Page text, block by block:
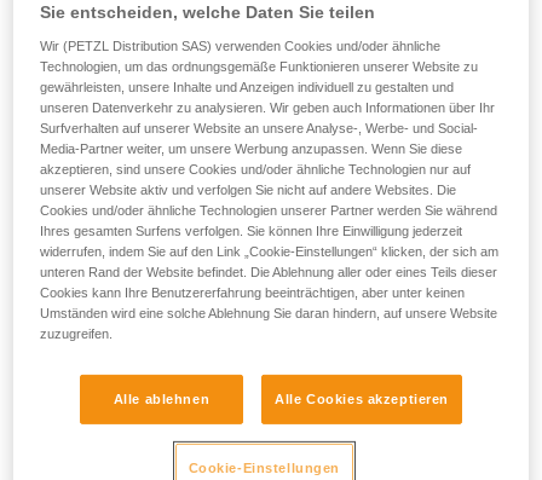
Sie ihn eigenständig durchführen.
Wir geben Beispiele für die mit Ihrer Aktivität
verbundenen Techniken. Möglicherweise gibt es
noch andere Techniken, die hier nicht
beschrieben werden.
vorbereitet zu sein. Wir erinnern daran, dass der Kletterer bei
Gefahr eines Grounders oder Aufschlags auf ein Felsband
nicht dynamisch gesichert werden darf.
Um die Technik des dynamischen Sicherns im Falle eines
Sturzes besser zu beherrschen, sollten Sie diese trainieren.
Beginnen Sie bei Ihren Übungen mit Stürzen in
ausreichender Höhe über dem Boden (z.B. am Ende der
Seillänge).
Sie entscheiden, welche Daten Sie teilen
Wir (PETZL Distribution SAS) verwenden Cookies und/oder ähnliche
Technologien, um das ordnungsgemäße Funktionieren unserer Website zu
gewährleisten, unsere Inhalte und Anzeigen individuell zu gestalten und
unseren Datenverkehr zu analysieren. Wir geben auch Informationen über Ihr
Surfverhalten auf unserer Website an unsere Analyse-, Werbe- und Social-
Media-Partner weiter, um unsere Werbung anzupassen. Wenn Sie diese
akzeptieren, sind unsere Cookies und/oder ähnliche Technologien nur auf
unserer Website aktiv und verfolgen Sie nicht auf andere Websites. Die
Cookies und/oder ähnliche Technologien unserer Partner werden Sie während
Ihres gesamten Surfens verfolgen. Sie können Ihre Einwilligung jederzeit
widerrufen, indem Sie auf den Link „Cookie-Einstellungen“ klicken, der sich am
unteren Rand der Website befindet. Die Ablehnung aller oder eines Teils dieser
Cookies kann Ihre Benutzererfahrung beeinträchtigen, aber unter keinen
Umständen wird eine solche Ablehnung Sie daran hindern, auf unsere Website
zuzugreifen.
Alle ablehnen Alle Cookies akzeptieren
Cookie-Einstellungen